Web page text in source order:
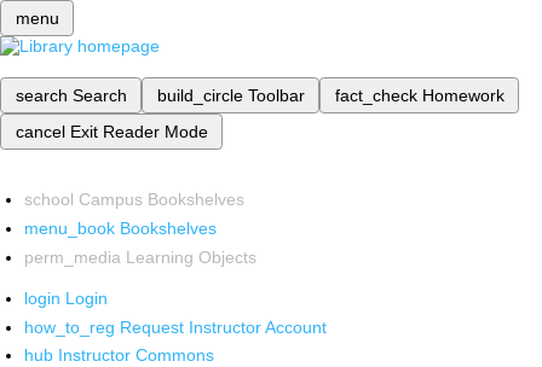
menu
search Search build_circle Toolbar fact_check Homework
cancel Exit Reader Mode
school Campus Bookshelves
menu_book Bookshelves
perm_media Learning Objects
login Login
how_to_reg Request Instructor Account
hub Instructor Commons